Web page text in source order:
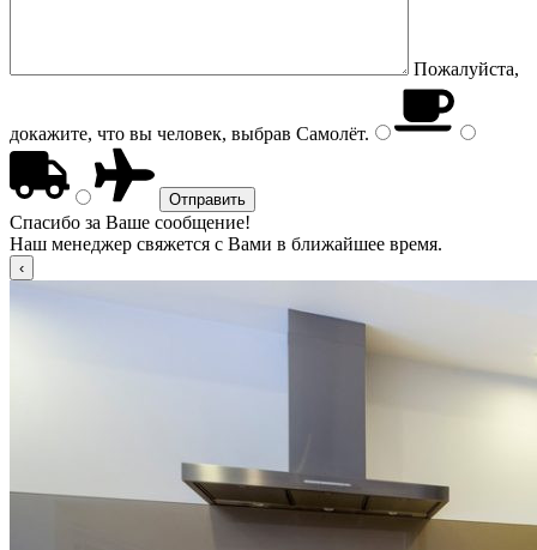
Пожалуйста,
докажите, что вы человек, выбрав Самолёт.
Спасибо за Ваше сообщение!
Наш менеджер свяжется с Вами в ближайшее время.